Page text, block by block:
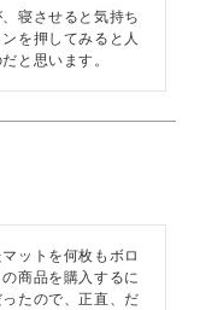
寝させると気持ち
を押してみると人
と思います。
ットを何枚もボロ
商品を購入するに
たので、正直、だ